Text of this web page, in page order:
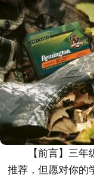
【前言】 三年
推荐，但愿对你的